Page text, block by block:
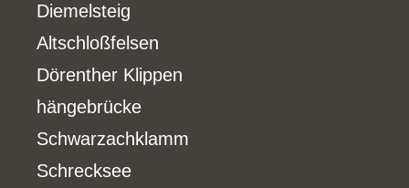
Diemelsteig
Altschloßfelsen
Dörenther Klippen
hängebrücke
Schwarzachklamm
Schrecksee